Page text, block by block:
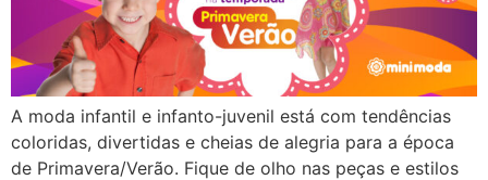
A moda infantil e infanto-juvenil está com tendências
coloridas, divertidas e cheias de alegria para a época
de Primavera/Verão. Fique de olho nas peças e estilos